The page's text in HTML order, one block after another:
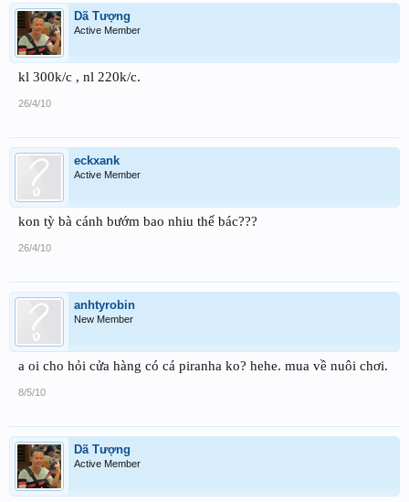
Dã Tượng
Active Member
kl 300k/c , nl 220k/c.
26/4/10
eckxank
Active Member
kon tỳ bà cánh bướm bao nhiu thế bác???
26/4/10
anhtyrobin
New Member
a oi cho hỏi cửa hàng có cá piranha ko? hehe. mua về nuôi chơi.
8/5/10
Dã Tượng
Active Member